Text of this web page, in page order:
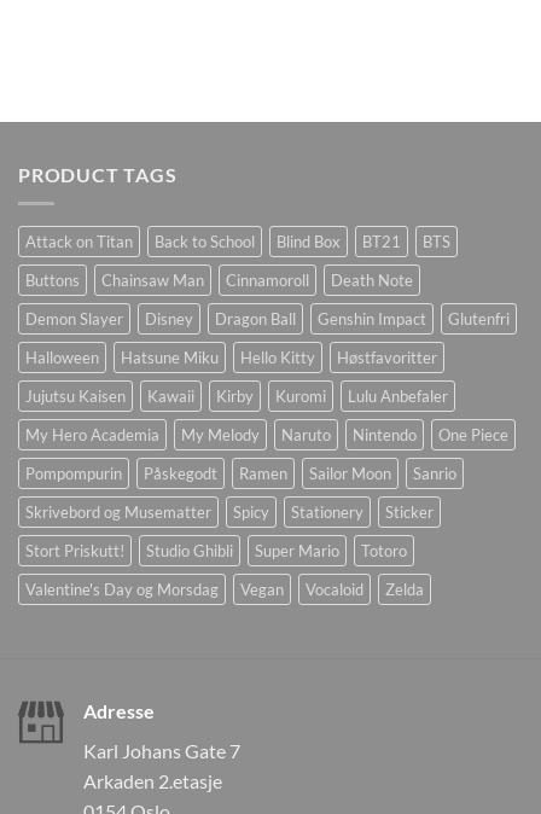
PRODUCT TAGS
Attack on Titan Back to School Blind Box BT21
BTS
Buttons
Chainsaw Man Cinnamoroll
Death Note
Demon Slayer
Disney Dragon Ball Genshin Impact
Glutenfri
Halloween
Hatsune Miku Hello Kitty
Høstfavoritter
Jujutsu Kaisen
Kawaii Kirby Kuromi
Lulu Anbefaler
My Hero Academia
My Melody Naruto Nintendo
One Piece
Pompompurin
Påskegodt Ramen Sailor Moon
Sanrio
Skrivebord og Musematter
Spicy Stationery
Sticker
Stort Priskutt!
Studio Ghibli Super Mario
Totoro
Valentine's Day og Morsdag
Vegan Vocaloid Zelda
Adresse
Karl Johans Gate 7
Arkaden 2.etasje